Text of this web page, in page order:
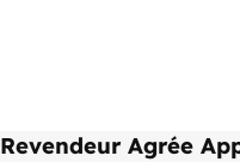
Revendeur Agrée